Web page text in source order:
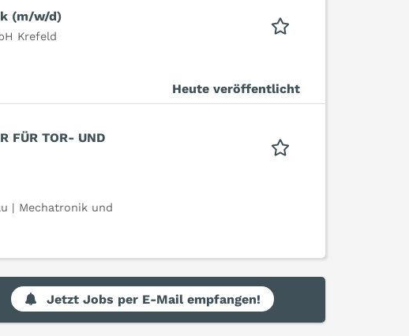
(m/w/d)
Krefeld
Heute veröffentlicht
FÜR TOR- UND
| Mechatronik und
Jetzt Jobs per E-Mail empfangen!